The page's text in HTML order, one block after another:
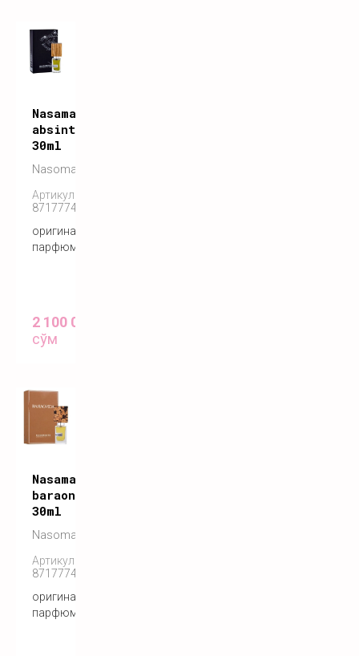
Nasamatto
absinth
30ml
Nasomatto
Артикул:
8717774840061
оригинальный
парфюм
2 100 000
сўм
Nasamatto
baraonda
30ml
Nasomatto
Артикул:
8717774840061
оригинальный
парфюм